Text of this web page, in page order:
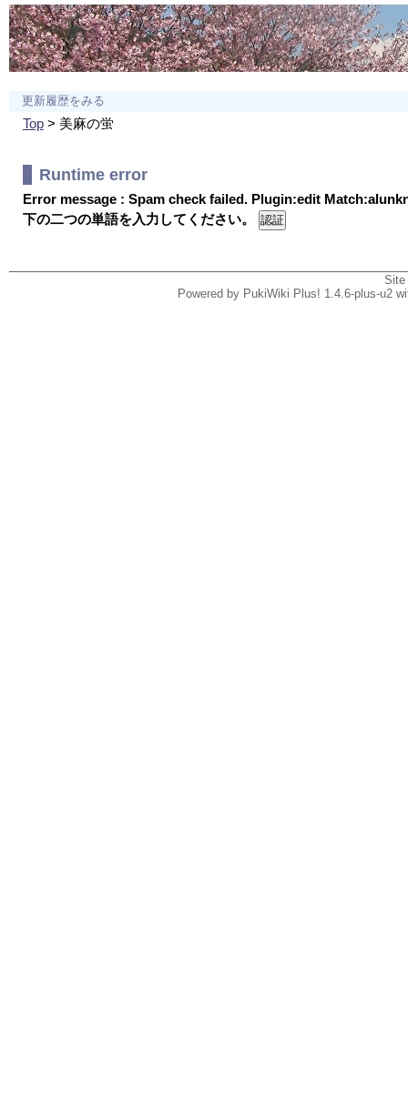
更新履歴をみる
Top> 美麻の蛍
Runtime error
Error message : Spam check failed. Plugin:edit
下の二つの単語を入力してください。
Powered by PukiWiki Plus! 1.4.6-plus-u2